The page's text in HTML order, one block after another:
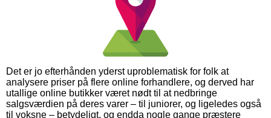
Det er jo efterhånden yderst uproblematisk for folk at
analysere priser på flere online forhandlere, og derved har
utallige online butikker været nødt til at nedbringe
salgsværdien på deres varer – til juniorer, og ligeledes også
til voksne – betydeligt, og endda nogle gange præstere